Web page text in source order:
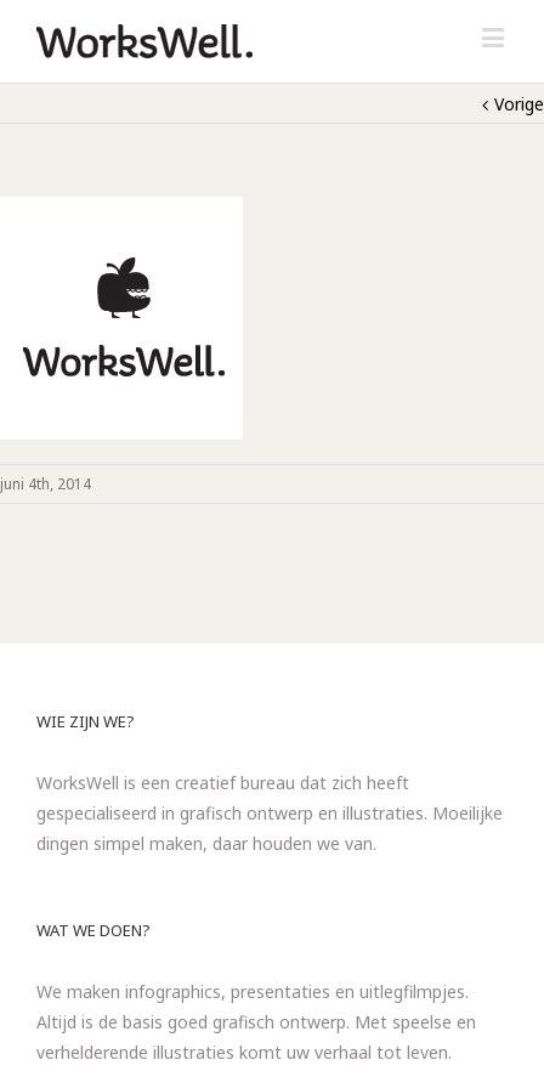
Vorige
juni 4th, 2014
WIE ZIJN WE?
WorksWell is een creatief bureau dat zich heeft
gespecialiseerd in grafisch ontwerp en illustraties. Moeilijke
dingen simpel maken, daar houden we van.
WAT WE DOEN?
We maken infographics, presentaties en uitlegfilmpjes.
Altijd is de basis goed grafisch ontwerp. Met speelse en
verhelderende illustraties komt uw verhaal tot leven.